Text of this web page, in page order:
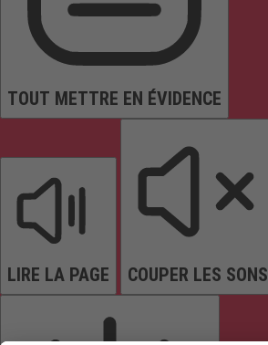
TOUT METTRE EN ÉVIDENCE
LIRE LA PAGE COUPER LES SONS